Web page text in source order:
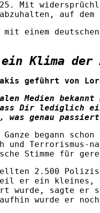
Mit
auf
einem
Klima der
geführt von
Medien
Dir lediglich
was genau
Ganze begann
und Terrorismus-
Stimme für
2.500
er ein kleines,
sagte er
wurde er